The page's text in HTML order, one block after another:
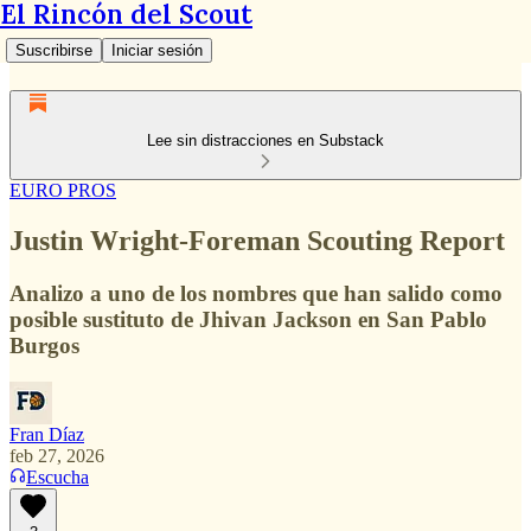
El Rincón del Scout
Suscribirse Iniciar sesión
Lee sin distracciones en Substack
EURO PROS
Justin Wright-Foreman Scouting Report
Analizo a uno de los nombres que han salido como
posible sustituto de Jhivan Jackson en San Pablo
Burgos
Fran Díaz
feb 27, 2026
Escucha